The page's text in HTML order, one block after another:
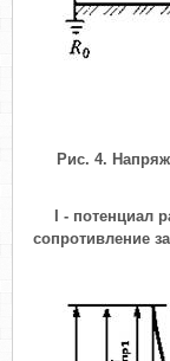
Рис. 4.
- потенциал
сопротивление